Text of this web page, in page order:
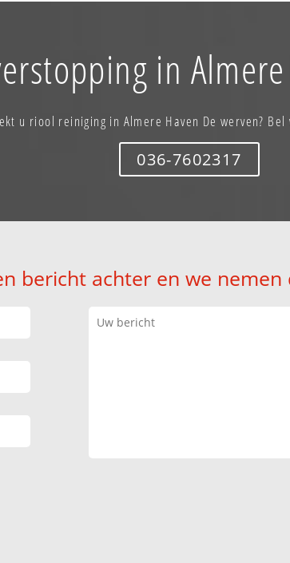
in
u riool reiniging in Almere Haven De werven?
036-7602317
bericht achter en we